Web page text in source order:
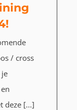
/ cross
deze [...]